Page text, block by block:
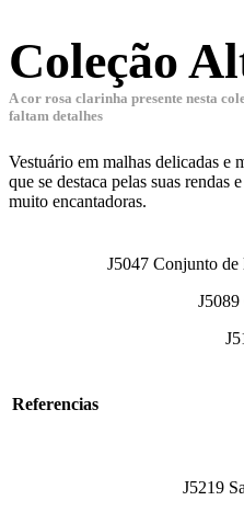
Coleção
A cor rosa clarinha presente nesta
faltam detalhes
Vestuário em malhas delicadas e
que se destaca pelas suas rendas
muito encantadoras.
Referencias
J5047 Conjunto
J5219